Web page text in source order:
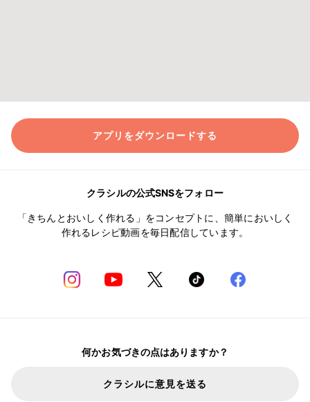
アプリをダウンロードする
クラシルの公式SNSをフォロー
「きちんとおいしく作れる」をコンセプトに、簡単においしく
作れるレシピ動画を毎日配信しています。
何かお気づきの点はありますか？
クラシルに意見を送る